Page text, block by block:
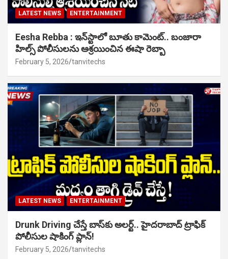
LATEST NEWS ENTERTAINMENT
Eesha Rebba : ఇన్‌స్టాలో బూతు కామెంట్.. బంజారా
హిల్స్ పోలీసులను ఆశ్రయించిన ఈషా రెబ్బా
February 5, 2026 tanvitechs
LATEST NEWS ENTERTAINMENT
Drunk Driving చేస్తే బాస్‌కు అలర్ట్.. హైదరాబాద్ ట్రాఫిక్
పోలీసుల షాకింగ్ ప్లాన్!
February 5, 2026 tanvitechs